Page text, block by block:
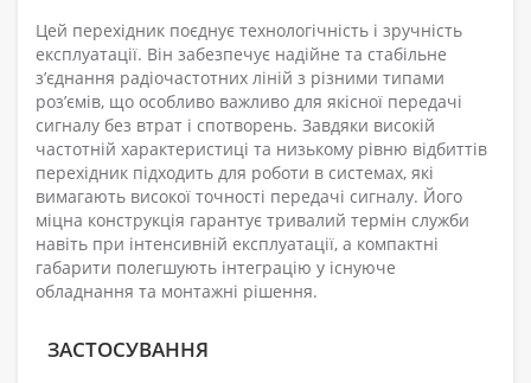
Цей перехідник поєднує технологічність і зручність
експлуатації. Він забезпечує надійне та стабільне
з’єднання радіочастотних ліній з різними типами
роз’ємів, що особливо важливо для якісної передачі
сигналу без втрат і спотворень. Завдяки високій
частотній характеристиці та низькому рівню відбиттів
перехідник підходить для роботи в системах, які
вимагають високої точності передачі сигналу. Його
міцна конструкція гарантує тривалий термін служби
навіть при інтенсивній експлуатації, а компактні
габарити полегшують інтеграцію у існуюче
обладнання та монтажні рішення.
ЗАСТОСУВАННЯ